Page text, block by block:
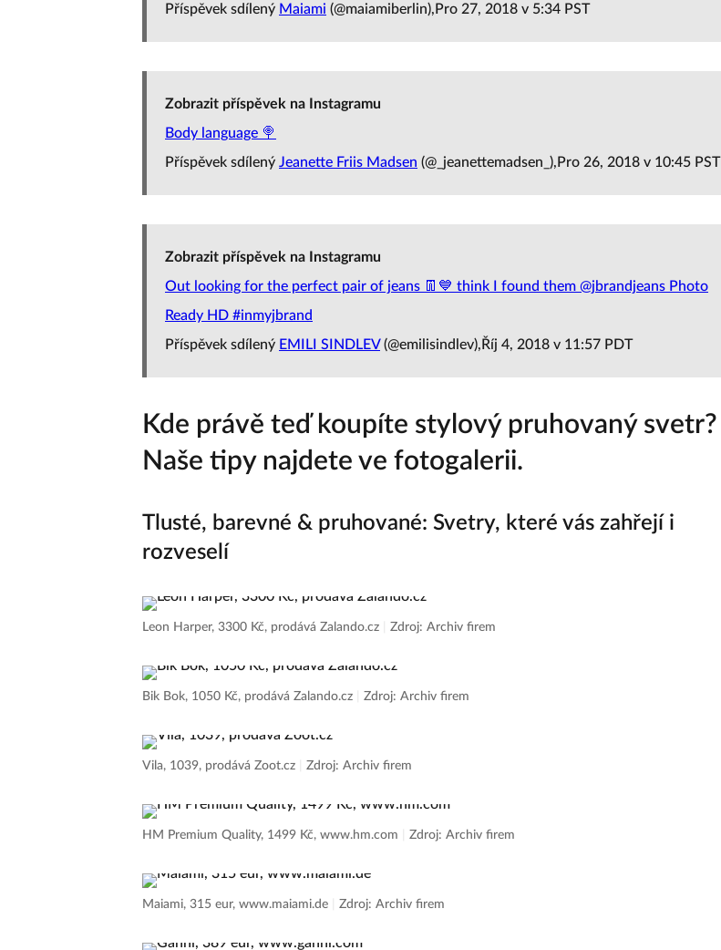
Příspěvek sdílený Maiami (@maiamiberlin),Pro 27, 2018 v 5:34 PST
Zobrazit příspěvek na Instagramu
Body language 🍭
Příspěvek sdílený Jeanette Friis Madsen (@_jeanettemadsen_),Pro 26, 2018 v 10:45 PST
Zobrazit příspěvek na Instagramu
Out looking for the perfect pair of jeans 👖💙 think I found them @jbrandjeans Photo
Ready HD #inmyjbrand
Příspěvek sdílený EMILI SINDLEV(@emilisindlev),Říj 4, 2018 v 11:57 PDT
Kde právě teď koupíte stylový pruhovaný svetr?
Naše tipy najdete ve fotogalerii.
Tlusté, barevné & pruhované: Svetry, které vás zahřejí i
rozveselí
Leon Harper, 3300 Kč, prodává Zalando.cz Zdroj: Archiv firem
Bik Bok, 1050 Kč, prodává Zalando.cz Zdroj: Archiv firem
Vila, 1039, prodává Zoot.cz Zdroj: Archiv firem
HM Premium Quality, 1499 Kč, www.hm.com Zdroj: Archiv firem
Maiami, 315 eur, www.maiami.de Zdroj: Archiv firem